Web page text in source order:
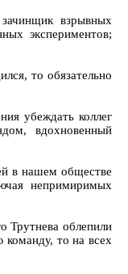
взрывных
экспериментов;
то обязательно
убеждать коллег
вдохновенный
в нашем обществе
непримиримых
Трутнева облепили
команду, то на всех